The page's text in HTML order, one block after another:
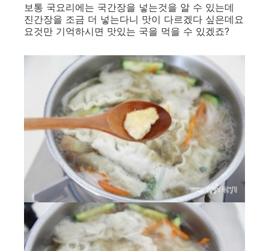
보통 국요리에는 국간장을 넣는것을 알 수 있는데
진간장을 조금 더 넣는다니 맛이 다르겠다 싶은데요
요것만 기억하시면 맛있는 국을 먹을 수 있겠죠?